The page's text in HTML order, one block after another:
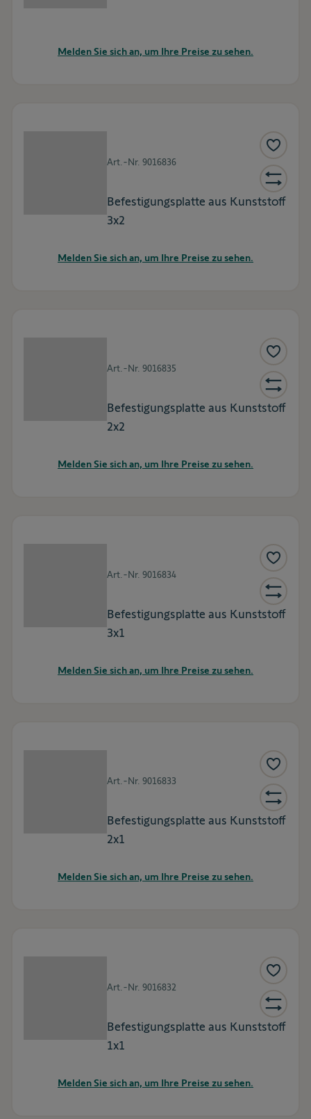
Melden Sie sich an, um Ihre Preise zu sehen.
Art.-Nr. 9016836
Befestigungsplatte aus Kunststoff
3x2
Melden Sie sich an, um Ihre Preise zu sehen.
Art.-Nr. 9016835
Befestigungsplatte aus Kunststoff
2x2
Melden Sie sich an, um Ihre Preise zu sehen.
Art.-Nr. 9016834
Befestigungsplatte aus Kunststoff
3x1
Melden Sie sich an, um Ihre Preise zu sehen.
Art.-Nr. 9016833
Befestigungsplatte aus Kunststoff
2x1
Melden Sie sich an, um Ihre Preise zu sehen.
Art.-Nr. 9016832
Befestigungsplatte aus Kunststoff
1x1
Melden Sie sich an, um Ihre Preise zu sehen.